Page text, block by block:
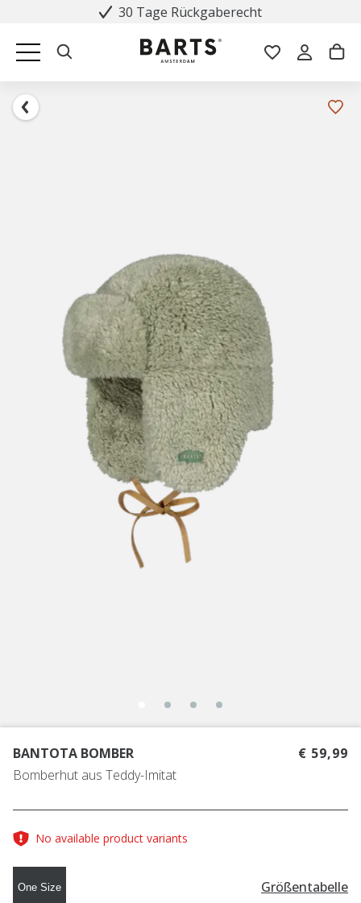
30 Tage Rückgaberecht
BANTOTA BOMBER
Bomberhut aus Teddy-Imitat
€ 59,99
No available product variants
One Size Größentabelle